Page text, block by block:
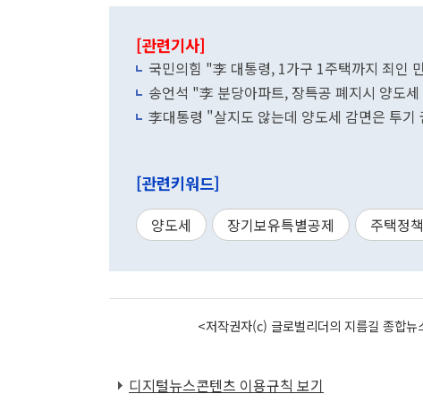
[관련기사]
국민의힘 "李 대통령, 1가구 1주택까지 죄인
송언석 "李 분당아파트, 장특공 폐지시 양도
李대통령 "살지도 않는데 양도세 감면은 투기
[관련키워드]
양도세 장기보유특별공제 주택정책
<저작권자(c) 글로벌리더의 지름길 종합
디지털뉴스콘텐츠 이용규칙 보기